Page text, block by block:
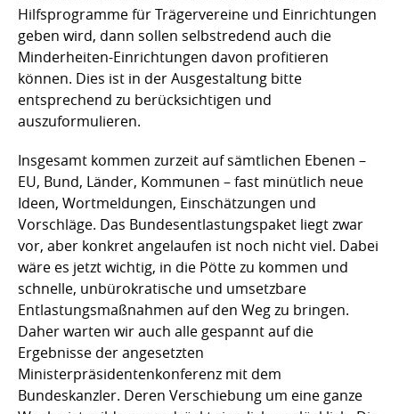
Hilfsprogramme für Trägervereine und Einrichtungen
geben wird, dann sollen selbstredend auch die
Minderheiten-Einrichtungen davon profitieren
können. Dies ist in der Ausgestaltung bitte
entsprechend zu berücksichtigen und
auszuformulieren.
Insgesamt kommen zurzeit auf sämtlichen Ebenen –
EU, Bund, Länder, Kommunen – fast minütlich neue
Ideen, Wortmeldungen, Einschätzungen und
Vorschläge. Das Bundesentlastungspaket liegt zwar
vor, aber konkret angelaufen ist noch nicht viel. Dabei
wäre es jetzt wichtig, in die Pötte zu kommen und
schnelle, unbürokratische und umsetzbare
Entlastungsmaßnahmen auf den Weg zu bringen.
Daher warten wir auch alle gespannt auf die
Ergebnisse der angesetzten
Ministerpräsidentenkonferenz mit dem
Bundeskanzler. Deren Verschiebung um eine ganze